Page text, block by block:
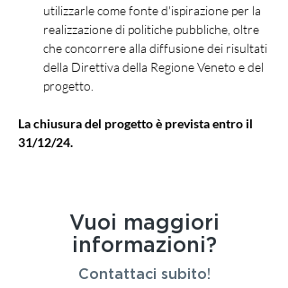
utilizzarle come fonte d'ispirazione per la
realizzazione di politiche pubbliche, oltre
che concorrere alla diffusione dei risultati
della Direttiva della Regione Veneto e del
progetto.
La chiusura del progetto è prevista entro il
31/12/24.
Vuoi maggiori
informazioni?
Contattaci subito!